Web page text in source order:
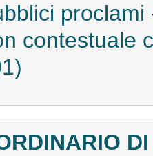
contestuale